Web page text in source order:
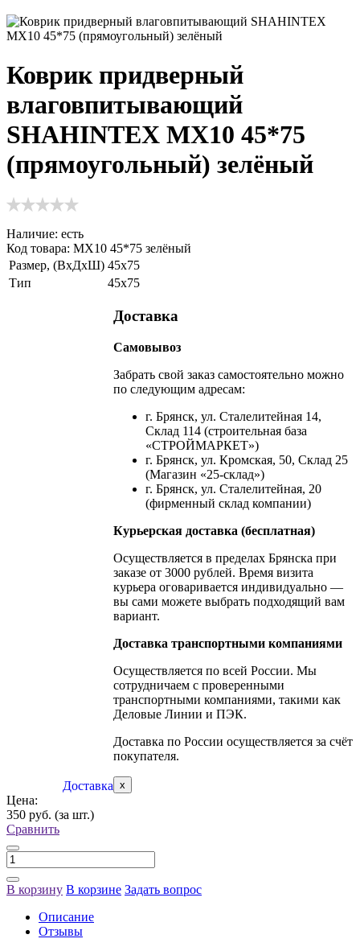
Коврик придверный
влаговпитывающий
SHAHINTEX МХ10 45*75
(прямоугольный) зелёный
Наличие: есть
Код товара: МХ10 45*75 зелёный
Размер, (ВхДхШ) 45х75
Тип
45х75
Доставка
Доставка
Самовывоз
Забрать свой заказ самостоятельно можно
по следующим адресам:
г. Брянск, ул. Сталелитейная 14,
Склад 114 (строительная база
«СТРОЙМАРКЕТ»)
г. Брянск, ул. Кромская, 50, Склад 25
(Магазин «25-склад»)
г. Брянск, ул. Сталелитейная, 20
(фирменный склад компании)
Курьерская доставка (бесплатная)
Осуществляется в пределах Брянска при
заказе от 3000 рублей. Время визита
курьера оговаривается индивидуально —
вы сами можете выбрать подходящий вам
вариант.
Доставка транспортными компаниями
Осуществляется по всей России. Мы
сотрудничаем с проверенными
транспортными компаниями, такими как
Деловые Линии и ПЭК.
Доставка по России осуществляется за счёт
покупателя.
x
Цена:
350 руб. (за шт.)
Сравнить
В корзину В корзине Задать вопрос
Описание
Отзывы